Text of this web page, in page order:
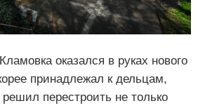
оказался в руках нового
принадлежал к дельцам,
перестроить не только